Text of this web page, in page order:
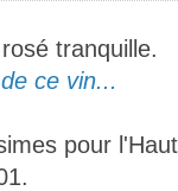
tranquille.
ce vin...
pour